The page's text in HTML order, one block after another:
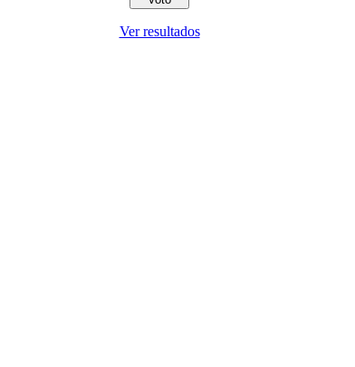
Ver resultados